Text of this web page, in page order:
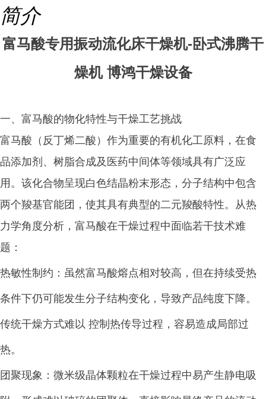
简介
富马酸专用振动流化床干燥机-卧式沸腾干
燥机 博鸿干燥设备
一、富马酸的物化特性与干燥工艺挑战
富马酸（反丁烯二酸）作为重要的有机化工原料，在食
品添加剂、树脂合成及医药中间体等领域具有广泛应
用。该化合物呈现白色结晶粉末形态，分子结构中包含
两个羧基官能团，使其具有典型的二元羧酸特性。从热
力学角度分析，富马酸在干燥过程中面临若干技术难
题：
热敏性制约：虽然富马酸熔点相对较高，但在持续受热
条件下仍可能发生分子结构变化，导致产品纯度下降。
传统干燥方式难以 控制热传导过程，容易造成局部过
热。
团聚现象：微米级晶体颗粒在干燥过程中易产生静电吸